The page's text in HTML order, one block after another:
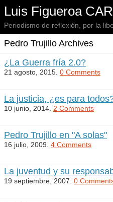
Luis Figueroa
Periodismo de reflexión, por la
Pedro Trujillo Archives
¿La Guerra fría 2.0?
21 agosto, 2015. 0 Comments
La justicia, ¿es para
10 junio, 2014. 2 Comments
Pedro Trujillo en "A solas"
16 julio, 2009. 4 Comments
La juventud y su
19 septiembre, 2007. 0